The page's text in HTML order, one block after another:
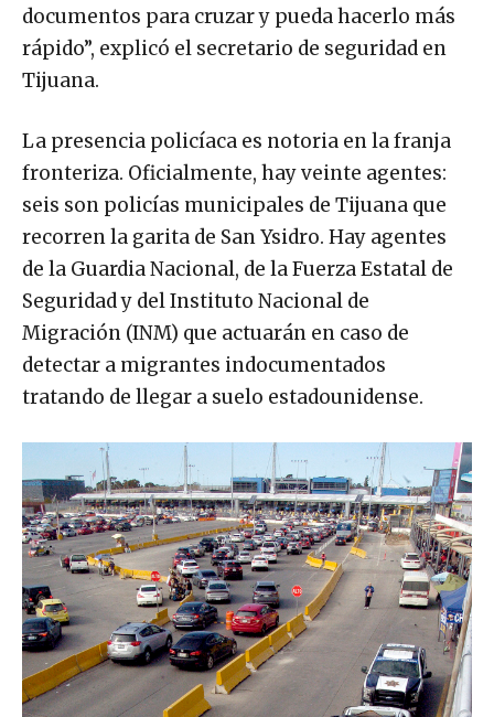
documentos para cruzar y pueda hacerlo más
rápido”, explicó el secretario de seguridad en
Tijuana.
La presencia policíaca es notoria en la franja
fronteriza. Oficialmente, hay veinte agentes:
seis son policías municipales de Tijuana que
recorren la garita de San Ysidro. Hay agentes
de la Guardia Nacional, de la Fuerza Estatal de
Seguridad y del Instituto Nacional de
Migración (INM) que actuarán en caso de
detectar a migrantes indocumentados
tratando de llegar a suelo estadounidense.